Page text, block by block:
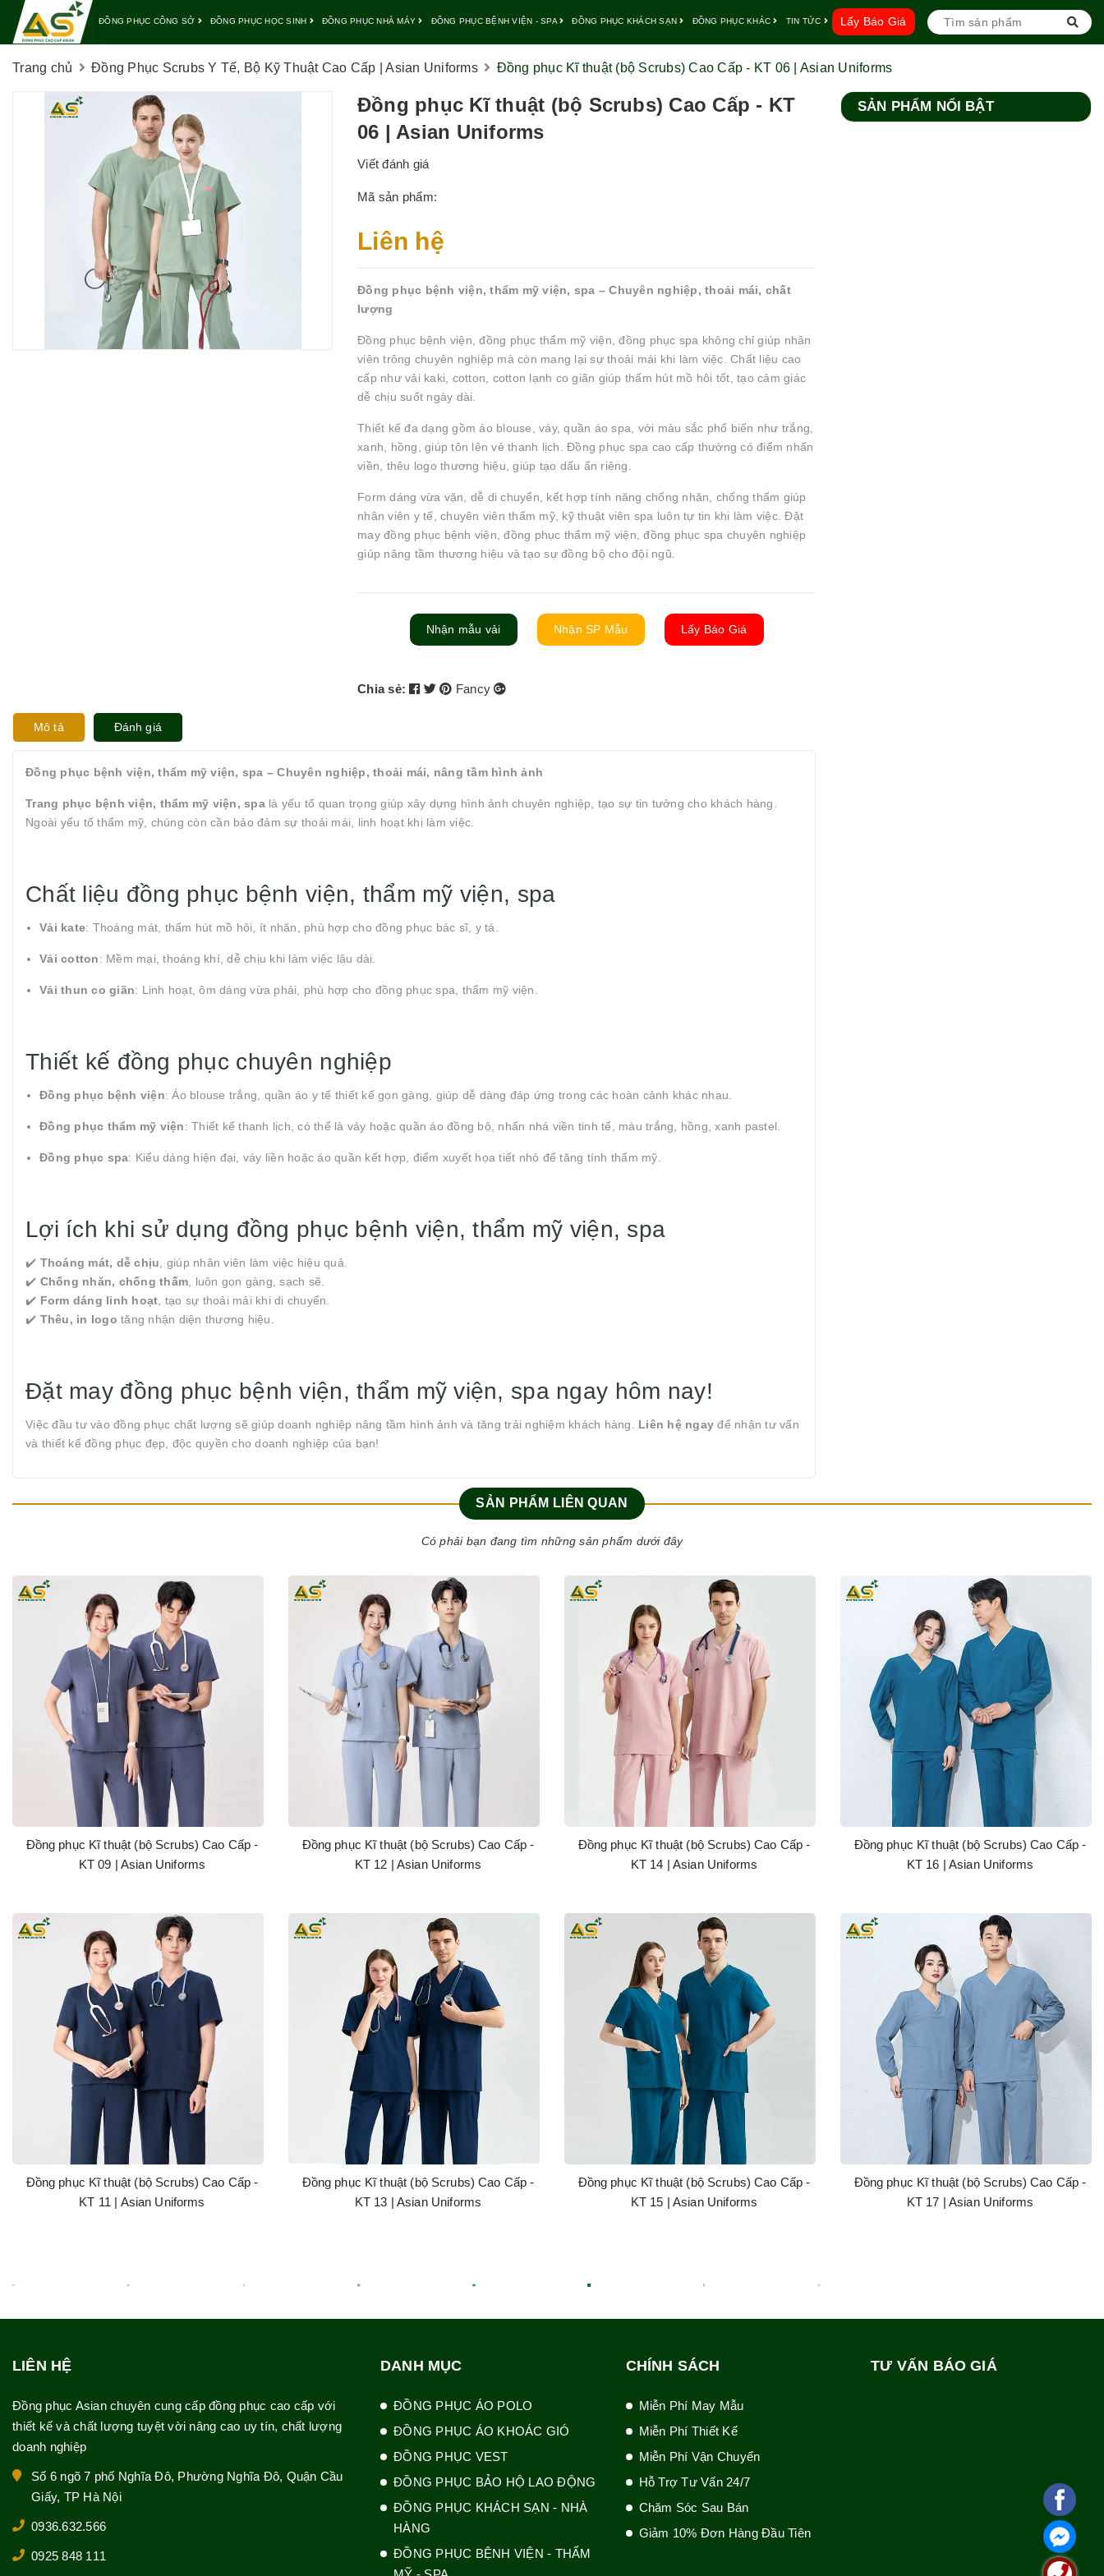
ĐỒNG PHỤC CÔNG SỞ ĐỒNG PHỤC HỌC SINH ĐỒNG PHỤC NHÀ MÁY ĐỒNG PHỤC BỆNH VIỆN - SPA ĐỒNG PHỤC KHÁCH SẠN ĐỒNG PHỤC KHÁC TIN TỨC Lấy Báo Giá
Trang chủ Đồng Phục Scrubs Y Tế, Bộ Kỹ Thuật Cao Cấp | Asian Uniforms Đồng phục Kĩ thuật (bộ Scrubs) Cao Cấp - KT 06 | Asian Uniforms
Đồng phục Kĩ thuật (bộ Scrubs) Cao Cấp - KT
06 | Asian Uniforms
Viết đánh giá
Mã sản phẩm:
Liên hệ
Đồng phục bệnh viện, thẩm mỹ viện, spa – Chuyên nghiệp, thoải mái, chất
lượng
Đồng phục bệnh viện, đồng phục thẩm mỹ viện, đồng phục spa không chỉ giúp nhân
viên trông chuyên nghiệp mà còn mang lại sự thoải mái khi làm việc. Chất liệu cao
cấp như vải kaki, cotton, cotton lạnh co giãn giúp thấm hút mồ hôi tốt, tạo cảm giác
dễ chịu suốt ngày dài.
Thiết kế đa dạng gồm áo blouse, váy, quần áo spa, với màu sắc phổ biến như trắng,
xanh, hồng, giúp tôn lên vẻ thanh lịch. Đồng phục spa cao cấp thường có điểm nhấn
viền, thêu logo thương hiệu, giúp tạo dấu ấn riêng.
Form dáng vừa vặn, dễ di chuyển, kết hợp tính năng chống nhăn, chống thấm giúp
nhân viên y tế, chuyên viên thẩm mỹ, kỹ thuật viên spa luôn tự tin khi làm việc. Đặt
may đồng phục bệnh viện, đồng phục thẩm mỹ viện, đồng phục spa chuyên nghiệp
giúp nâng tầm thương hiệu và tạo sự đồng bộ cho đội ngũ.
Nhận mẫu vải Nhận SP Mẫu Lấy Báo Giá
Chia sẻ: Fancy
Mô tả Đánh giá
Đồng phục bệnh viện, thẩm mỹ viện, spa – Chuyên nghiệp, thoải mái, nâng tầm hình ảnh
Trang phục bệnh viện, thẩm mỹ viện, spalà yếu tố quan trọng giúp xây dựng hình ảnh chuyên nghiệp, tạo sự tin tưởng cho khách hàng.
Ngoài yếu tố thẩm mỹ, chúng còn cần bảo đảm sự thoải mái, linh hoạt khi làm việc.
Chất liệu đồng phục bệnh viện, thẩm mỹ viện, spa
Vải kate: Thoáng mát, thấm hút mồ hôi, ít nhăn, phù hợp cho đồng phục bác sĩ, y tá.
Vải cotton: Mềm mại, thoáng khí, dễ chịu khi làm việc lâu dài.
Vải thun co giãn: Linh hoạt, ôm dáng vừa phải, phù hợp cho đồng phục spa, thẩm mỹ viện.
Thiết kế đồng phục chuyên nghiệp
Đồng phục bệnh viện: Áo blouse trắng, quần áo y tế thiết kế gọn gàng, giúp dễ dàng đáp ứng trong các hoàn cảnh khác nhau.
Đồng phục thẩm mỹ viện: Thiết kế thanh lịch, có thể là váy hoặc quần áo đồng bộ, nhấn nhá viền tinh tế, màu trắng, hồng, xanh pastel.
Đồng phục spa: Kiểu dáng hiện đại, váy liền hoặc áo quần kết hợp, điểm xuyết họa tiết nhỏ để tăng tính thẩm mỹ.
Lợi ích khi sử dụng đồng phục bệnh viện, thẩm mỹ viện, spa
✔️ Thoáng mát, dễ chịu , giúp nhân viên làm việc hiệu quả.
✔️ Chống nhăn, chống thấm , luôn gọn gàng, sạch sẽ.
✔️ Form dáng linh hoạt , tạo sự thoải mái khi di chuyển.
✔️ Thêu, in logo tăng nhận diện thương hiệu.
Đặt may đồng phục bệnh viện, thẩm mỹ viện, spa ngay hôm nay!
Việc đầu tư vào đồng phục chất lượng sẽ giúp doanh nghiệp nâng tầm hình ảnh và tăng trải nghiệm khách hàng. Liên hệ ngay để nhận tư vấn
và thiết kế đồng phục đẹp, độc quyền cho doanh nghiệp của bạn!
SẢN PHẨM NỔI BẬT
SẢN PHẨM LIÊN QUAN
Có phải bạn đang tìm những sản phẩm dưới đây
Đồng phục Kĩ thuật (bộ Scrubs) Cao Cấp -
KT 09 | Asian Uniforms
Đồng phục Kĩ thuật (bộ Scrubs) Cao Cấp -
KT 11 | Asian Uniforms
Đồng phục Kĩ thuật (bộ Scrubs) Cao Cấp -
KT 12 | Asian Uniforms
Đồng phục Kĩ thuật (bộ Scrubs) Cao Cấp -
KT 13 | Asian Uniforms
Đồng phục Kĩ thuật (bộ Scrubs) Cao Cấp -
KT 14 | Asian Uniforms
Đồng phục Kĩ thuật (bộ Scrubs) Cao Cấp -
KT 15 | Asian Uniforms
Đồng phục Kĩ thuật (bộ Scrubs) Cao Cấp -
KT 16 | Asian Uniforms
Đồng phục Kĩ thuật (bộ Scrubs) Cao Cấp -
KT 17 | Asian Uniforms
LIÊN HỆ
Đồng phục Asian chuyên cung cấp đồng phục cao cấp với
thiết kế và chất lượng tuyệt vời nâng cao uy tín, chất lượng
doanh nghiệp
Số 6 ngõ 7 phố Nghĩa Đô, Phường Nghĩa Đô, Quận Cầu
Giấy, TP Hà Nội
0936.632.566
0925 848 111
DANH MỤC
ĐỒNG PHỤC ÁO POLO
ĐỒNG PHỤC ÁO KHOÁC GIÓ
ĐỒNG PHỤC VEST
ĐỒNG PHỤC BẢO HỘ LAO ĐỘNG
ĐỒNG PHỤC KHÁCH SẠN - NHÀ
HÀNG
ĐỒNG PHỤC BỆNH VIỆN - THẨM
CHÍNH SÁCH
Miễn Phí May Mẫu
Miễn Phí Thiết Kế
Miễn Phí Vận Chuyển
Hỗ Trợ Tư Vấn 24/7
Chăm Sóc Sau Bán
Giảm 10% Đơn Hàng Đầu Tiên
TƯ VẤN BÁO GIÁ